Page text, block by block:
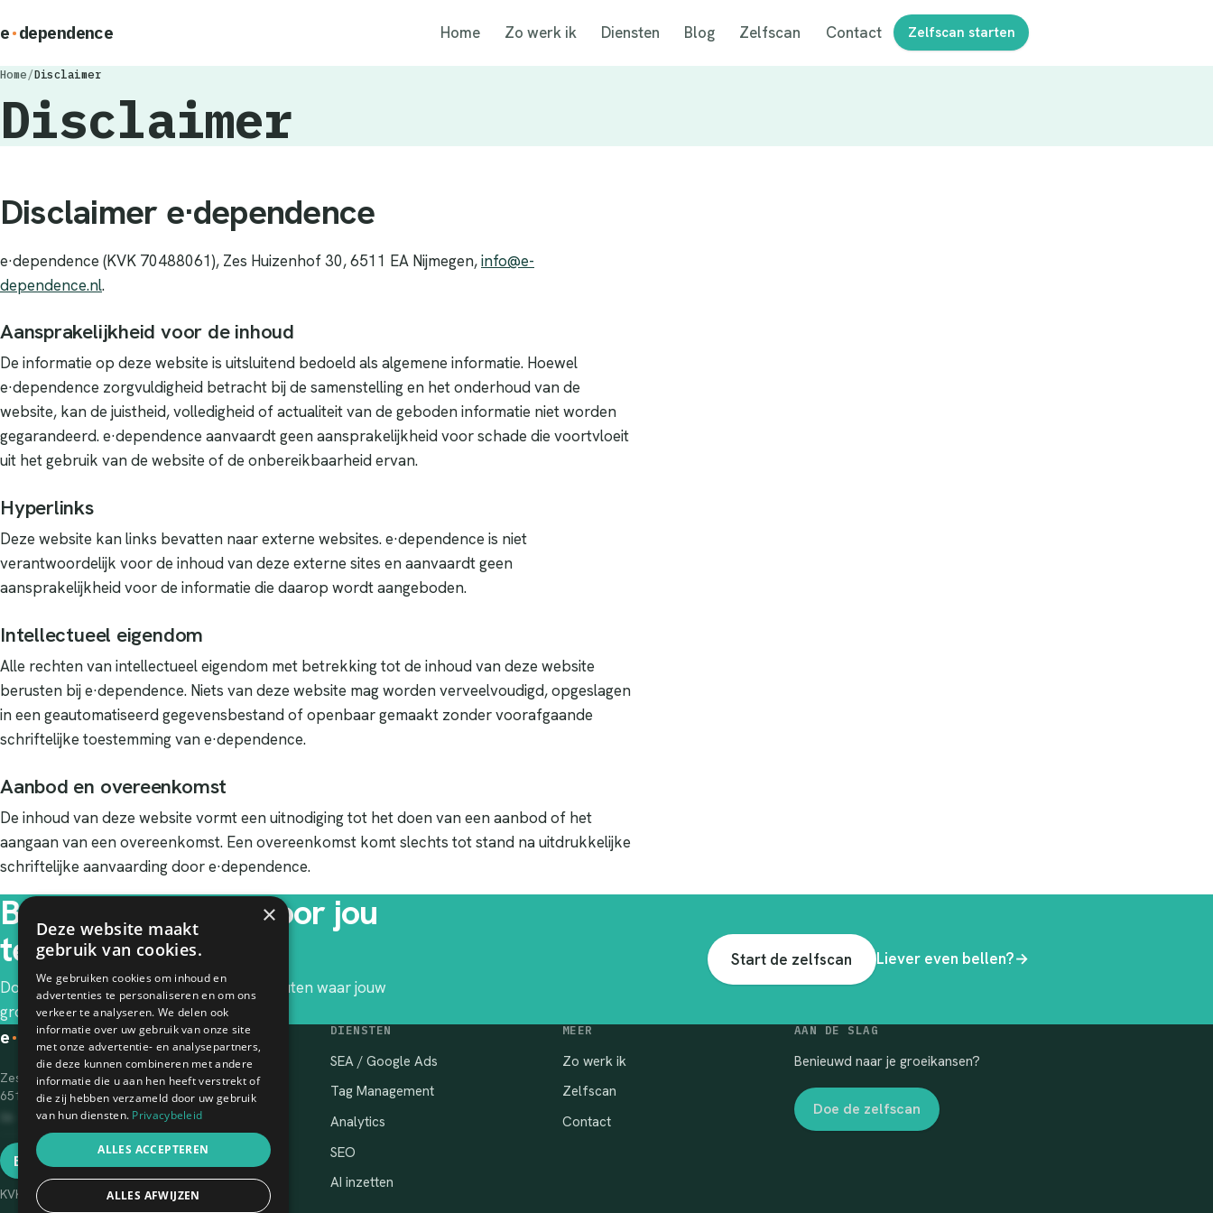
e·dependence Home Zo werk ik Diensten Blog Zelfscan Contact Zelfscan starten
Home/Disclaimer
Disclaimer
Disclaimer e·dependence
e·dependence (KVK 70488061), Zes Huizenhof 30, 6511 EA Nijmegen,info@e-
dependence.nl.
Aansprakelijkheid voor de inhoud
De informatie op deze website is uitsluitend bedoeld als algemene informatie. Hoewel
e·dependence zorgvuldigheid betracht bij de samenstelling en het onderhoud van de
website, kan de juistheid, volledigheid of actualiteit van de geboden informatie niet worden
gegarandeerd. e·dependence aanvaardt geen aansprakelijkheid voor schade die voortvloeit
uit het gebruik van de website of de onbereikbaarheid ervan.
Hyperlinks
Deze website kan links bevatten naar externe websites. e·dependence is niet
verantwoordelijk voor de inhoud van deze externe sites en aanvaardt geen
aansprakelijkheid voor de informatie die daarop wordt aangeboden.
Intellectueel eigendom
Alle rechten van intellectueel eigendom met betrekking tot de inhoud van deze website
berusten bij e·dependence. Niets van deze website mag worden verveelvoudigd, opgeslagen
in een geautomatiseerd gegevensbestand of openbaar gemaakt zonder voorafgaande
schriftelijke toestemming van e·dependence.
Aanbod en overeenkomst
De inhoud van deze website vormt een uitnodiging tot het doen van een aanbod of het
aangaan van een overeenkomst. Een overeenkomst komt slechts tot stand na uitdrukkelijke
schriftelijke aanvaarding door e·dependence.
Benieuwd wat er voor jou
te halen valt?
Doe de gratis zelfscan en ontdek in 2 minuten waar jouw
grootste groeikansen liggen.
Start de zelfscan Liever even bellen?→
e· dependence
Zes Huizenhof 30
6511 EA Nijmegen
06 ···· ····
·····@e‑dependence.nl
Bekijk telefoonnummer
KVK 70488061
DIENSTEN
SEA / Google Ads
Tag Management
Analytics
SEO
AI inzetten
MEER
Zo werk ik
Zelfscan
Contact
AAN DE SLAG
Benieuwd naar je groeikansen?
Doe de zelfscan
×
Deze website maakt
gebruik van cookies.
We gebruiken cookies om inhoud en
advertenties te personaliseren en om ons
verkeer te analyseren. We delen ook
informatie over uw gebruik van onze site
met onze advertentie- en analysepartners,
die deze kunnen combineren met andere
informatie die u aan hen heeft verstrekt of
die zij hebben verzameld door uw gebruik
van hun diensten. Privacybeleid
ALLES ACCEPTEREN
ALLES AFWIJZEN